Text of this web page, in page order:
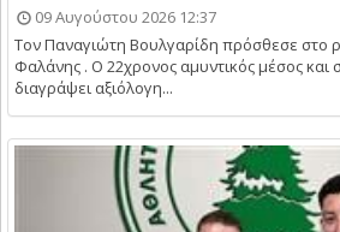
09 Αυγούστου 2026 12:37
Τον Παναγιώτη Βουλγαρίδη πρόσθεσε στο
Φαλάνης . Ο 22χρονος αμυντικός μέσος και
διαγράψει αξιόλογη...